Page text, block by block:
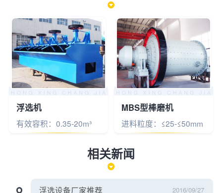
浮选机
有效容积：0.35-20m³
MBS型棒磨机
进料粒度：≤25-≤50mm
相关新闻
浮选设备厂家推荐 2016/09/27